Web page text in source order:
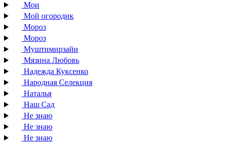
Мои
Мой огородик
Мороз
Мороз
Муштимирзайи
Мязина Любовь
Надежда Куксенко
Народная Селекция
Наталья
Наш Сад
Не знаю
Не знаю
Не знаю